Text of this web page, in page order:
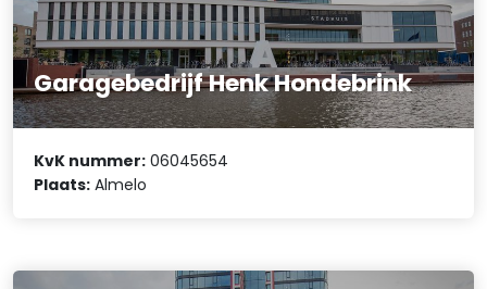
Garagebedrijf Henk Hondebrink
KvK nummer: 06045654
Plaats: Almelo